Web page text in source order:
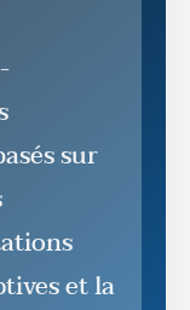
sur
et la